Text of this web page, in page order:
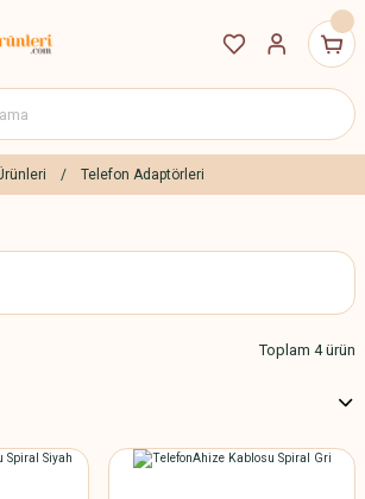
Telefon Adaptörleri
Toplam 4 ürün